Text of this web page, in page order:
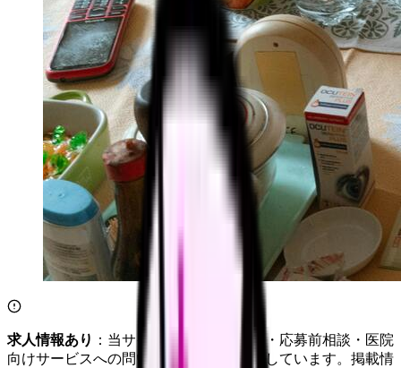
求人情報あり ：当サイトは自社求人通知・応募前相談・医院
向けサービスへの問い合わせ導線を設置しています。掲載情